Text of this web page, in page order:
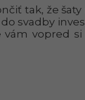
tak, že šaty
svadby
vopred si